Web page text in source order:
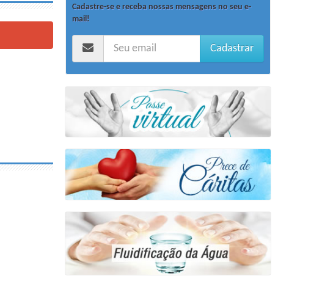
Cadastre-se e receba nossas mensagens no seu e-
mail!
Cadastrar